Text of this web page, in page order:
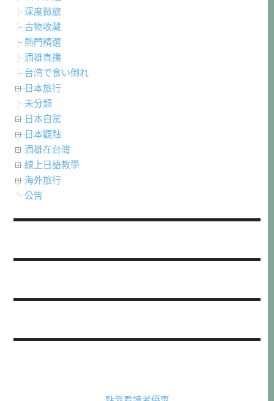
深度微旅
古物收藏
熱門精選
酒雄直播
台湾で食い倒れ
日本旅行
未分類
日本自駕
日本觀點
酒雄在台灣
線上日語教學
海外旅行
公告